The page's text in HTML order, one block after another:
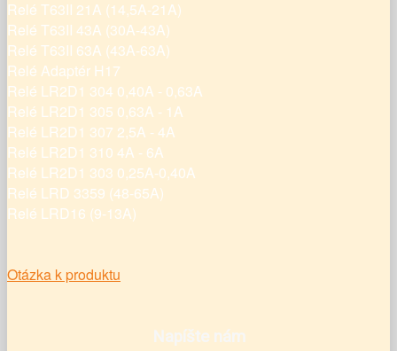
Relé T63II 21A (14,5A-21A)
Relé T63II 43A (30A-43A)
Relé T63II 63A (43A-63A)
Relé Adaptér H17
Relé LR2D1 304 0,40A - 0,63A
Relé LR2D1 305 0,63A - 1A
Relé LR2D1 307 2,5A - 4A
Relé LR2D1 310 4A - 6A
Relé LR2D1 303 0,25A-0,40A
Relé LRD 3359 (48-65A)
Relé LRD16 (9-13A)
Otázka k produktu
Napíšte nám